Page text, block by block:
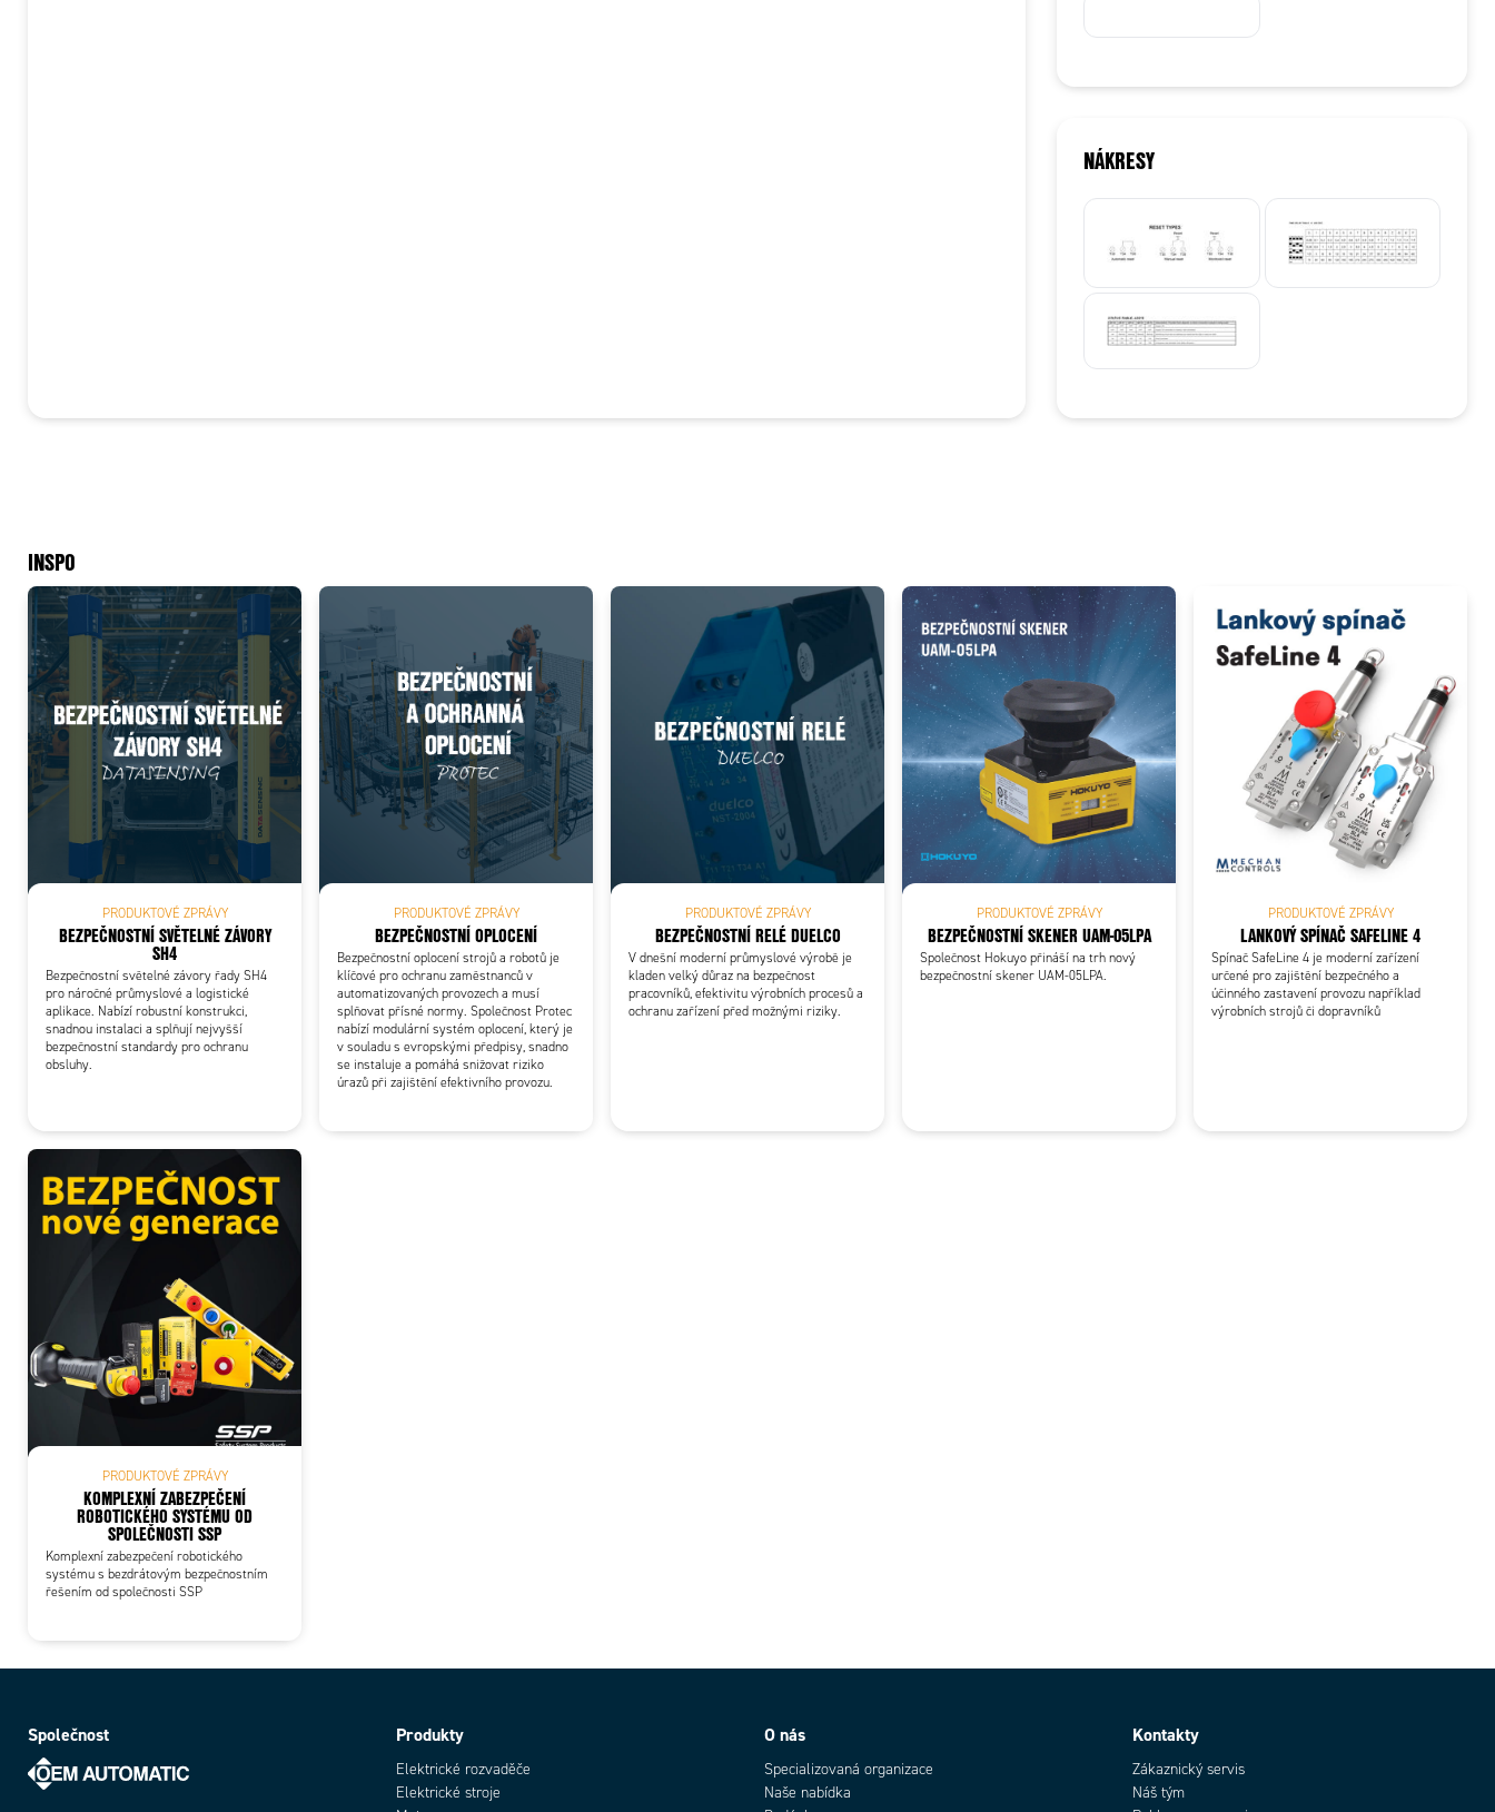
NÁKRESY
Add to existing cart row Add as new cart row
INSPO
PRODUKTOVÉ ZPRÁVY
BEZPEČNOSTNÍ SVĚTELNÉ ZÁVORY
SH4
Bezpečnostní světelné závory řady SH4
pro náročné průmyslové a logistické
aplikace. Nabízí robustní konstrukci,
snadnou instalaci a splňují nejvyšší
bezpečnostní standardy pro ochranu
obsluhy.
PRODUKTOVÉ ZPRÁVY
BEZPEČNOSTNÍ OPLOCENÍ
Bezpečnostní oplocení strojů a robotů je
klíčové pro ochranu zaměstnanců v
automatizovaných provozech a musí
splňovat přísné normy. Společnost Protec
nabízí modulární systém oplocení, který je
v souladu s evropskými předpisy, snadno
se instaluje a pomáhá snižovat riziko
úrazů při zajištění efektivního provozu.
PRODUKTOVÉ ZPRÁVY
BEZPEČNOSTNÍ RELÉ DUELCO
V dnešní moderní průmyslové výrobě je
kladen velký důraz na bezpečnost
pracovníků, efektivitu výrobních procesů a
ochranu zařízení před možnými riziky.
PRODUKTOVÉ ZPRÁVY
BEZPEČNOSTNÍ SKENER UAM-05LPA
Společnost Hokuyo přináší na trh nový
bezpečnostní skener UAM-05LPA.
PRODUKTOVÉ ZPRÁVY
LANKOVÝ SPÍNAČ SAFELINE 4
Spínač SafeLine 4 je moderní zařízení
určené pro zajištění bezpečného a
účinného zastavení provozu například
výrobních strojů či dopravníků
PRODUKTOVÉ ZPRÁVY
KOMPLEXNÍ ZABEZPEČENÍ
ROBOTICKÉHO SYSTÉMU OD
SPOLEČNOSTI SSP
Komplexní zabezpečení robotického
systému s bezdrátovým bezpečnostním
řešením od společnosti SSP
Společnost Produkty
Elektrické rozvaděče
Elektrické stroje
O nás
Specializovaná organizace
Naše nabídka
Kontakty
Zákaznický servis
Náš tým